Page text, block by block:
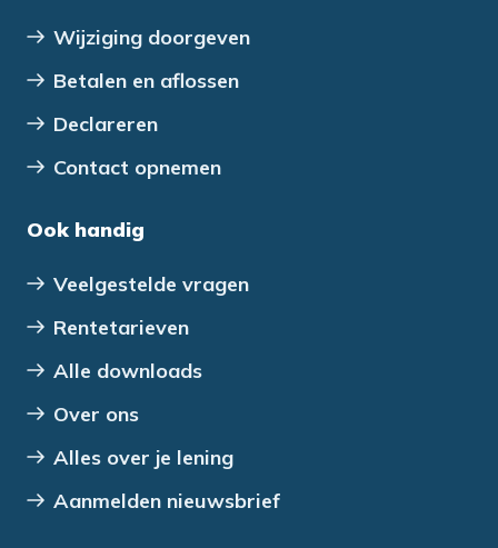
Wijziging doorgeven
Betalen en aflossen
Declareren
Contact opnemen
Ook handig
Veelgestelde vragen
Rentetarieven
Alle downloads
Over ons
Alles over je lening
Aanmelden nieuwsbrief